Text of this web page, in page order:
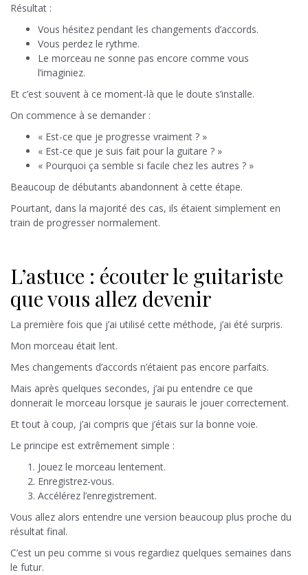
Résultat :
Vous hésitez pendant les changements d’accords.
Vous perdez le rythme.
Le morceau ne sonne pas encore comme vous
l’imaginiez.
Et c’est souvent à ce moment-là que le doute s’installe.
On commence à se demander :
« Est-ce que je progresse vraiment ? »
« Est-ce que je suis fait pour la guitare ? »
« Pourquoi ça semble si facile chez les autres ? »
Beaucoup de débutants abandonnent à cette étape.
Pourtant, dans la majorité des cas, ils étaient simplement en
train de progresser normalement.
L’astuce : écouter le guitariste
que vous allez devenir
La première fois que j’ai utilisé cette méthode, j’ai été surpris.
Mon morceau était lent.
Mes changements d’accords n’étaient pas encore parfaits.
Mais après quelques secondes, j’ai pu entendre ce que
donnerait le morceau lorsque je saurais le jouer correctement.
Et tout à coup, j’ai compris que j’étais sur la bonne voie.
Le principe est extrêmement simple :
Jouez le morceau lentement.
Enregistrez-vous.
Accélérez l’enregistrement.
Vous allez alors entendre une version beaucoup plus proche du
résultat final.
C’est un peu comme si vous regardiez quelques semaines dans
le futur.